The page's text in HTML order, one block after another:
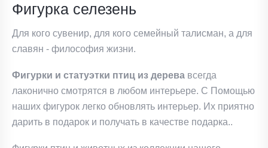
Фигурка селезень
Для кого сувенир, для кого семейный талисман, а для
славян - философия жизни.
Фигурки и статуэтки птиц из дерева всегда
лаконично смотрятся в любом интерьере. С Помощью
наших фигурок легко обновлять интерьер. Их приятно
дарить в подарок и получать в качестве подарка..